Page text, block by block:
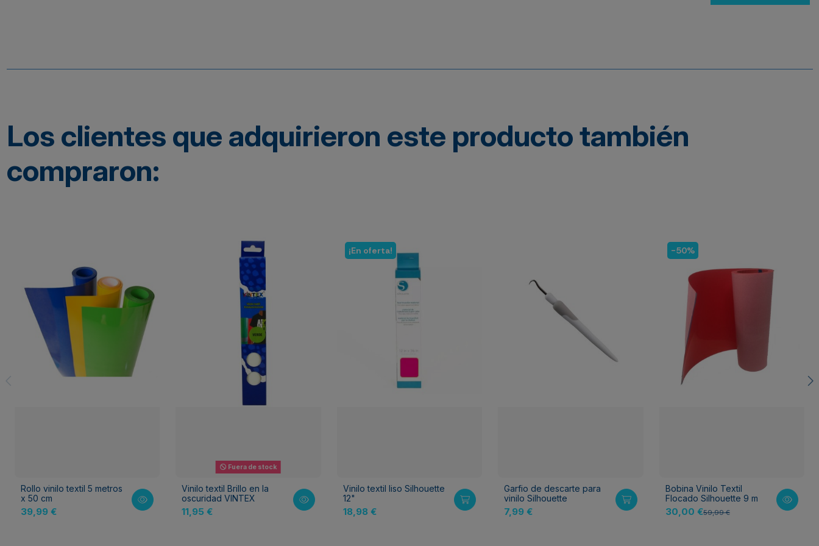
Los clientes que adquirieron este producto también
compraron:
Rollo vinilo textil 5 metros
x 50 cm
39,99 €
Fuera de stock
Vinilo textil Brillo en la
oscuridad VINTEX
11,95 €
¡En oferta!
Vinilo textil liso Silhouette
12"
18,98 €
Garfio de descarte para
vinilo Silhouette
7,99 €
-50%
Bobina Vinilo Textil
Flocado Silhouette 9 m
30,00 €59,99 €